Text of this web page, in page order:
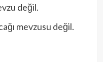
değil.
mevzusu değil.